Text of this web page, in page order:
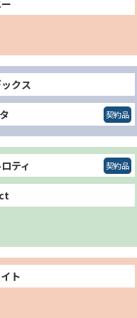
クス
ティ
ト